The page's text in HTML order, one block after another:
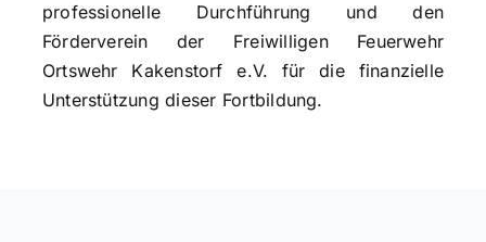
professionelle Durchführung und den
Förderverein der Freiwilligen Feuerwehr
Ortswehr Kakenstorf e.V. für die finanzielle
Unterstützung dieser Fortbildung.